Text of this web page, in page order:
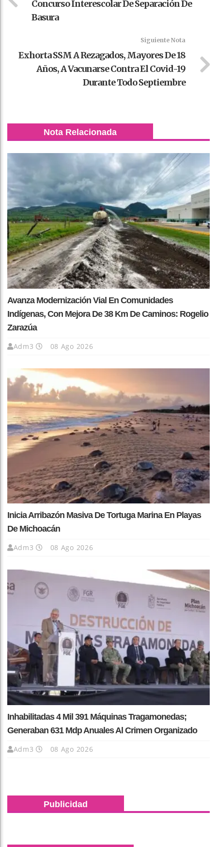
Concurso Interescolar De Separación De
Basura
Siguiente Nota
Exhorta SSM A Rezagados, Mayores De 18
Años, A Vacunarse Contra El Covid-19
Durante Todo Septiembre
Nota Relacionada
Avanza Modernización Vial En Comunidades
Indígenas, Con Mejora De 38 Km De Caminos: Rogelio
Zarazúa
Adm3 08 Ago 2026
Inicia Arribazón Masiva De Tortuga Marina En Playas
De Michoacán
Adm3 08 Ago 2026
Inhabilitadas 4 Mil 391 Máquinas Tragamonedas;
Generaban 631 Mdp Anuales Al Crimen Organizado
Adm3 08 Ago 2026
Publicidad